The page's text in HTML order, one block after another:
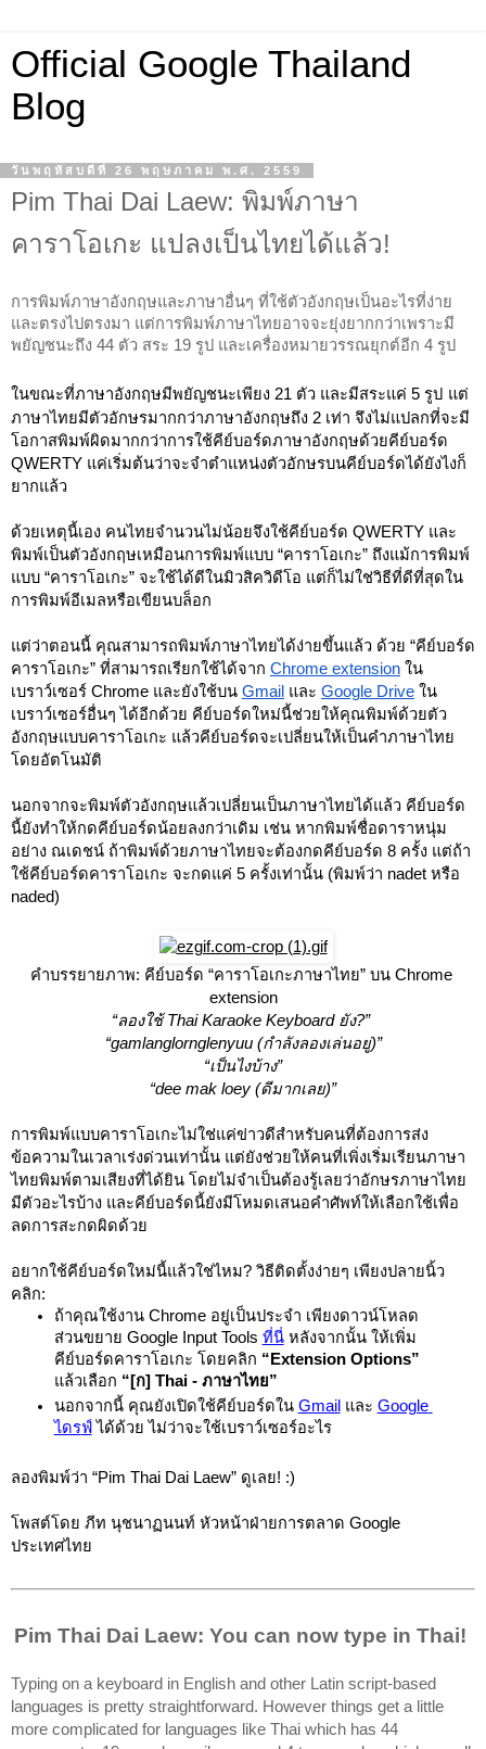
Official Google Thailand
Blog
วันพฤหัสบดีที่ 26 พฤษภาคม พ.ศ. 2559
Pim Thai Dai Laew: พิมพ์ภาษา
คาราโอเกะ แปลงเป็นไทยได้แล้ว!
การพิมพ์ภาษาอังกฤษและภาษาอื่นๆ ที่ใช้ตัวอังกฤษเป็นอะไรที่ง่าย
และตรงไปตรงมา แต่การพิมพ์ภาษาไทยอาจจะยุ่งยากกว่าเพราะมี
พยัญชนะถึง 44 ตัว สระ 19 รูป และเครื่องหมายวรรณยุกต์อีก 4 รูป
ในขณะที่ภาษาอังกฤษมีพยัญชนะเพียง 21 ตัว และมีสระแค่ 5 รูป
แต่
ภาษาไทยมีตัวอักษรมากกว่าภาษาอังกฤษถึง 2 เท่า จึงไม่แปลกที่จะมี
QWERTY แค่เริ่มต้นว่าจะจำตำแหน่งตัวอักษรบนคีย์บอร์ดได้ยังไงก็
ยากแล้ว
ด้วยเหตุนี้เอง คนไทยจำนวนไม่น้อยจึงใช้คีย์บอร์ด QWERTY และ
พิมพ์เป็นตัวอังกฤษเหมือนการพิมพ์แบบ “คาราโอเกะ” ถึงแม้การพิมพ์
แบบ “คาราโอเกะ” จะใช้ได้ดีในมิวสิควิดีโอ แต่ก็ไม่ใช่วิธีที่ดีที่สุดใน
การพิมพ์อีเมลหรือเขียนบล็อก
แต่ว่าตอนนี้ คุณสามารถพิมพ์ภาษาไทยได้ง่ายขึ้นแล้ว ด้วย “คีย์บอร์ด
คาราโอเกะ”​ ที่สามารถเรียกใช้ได้จาก Chrome extension ใน
เบราว์เซอร์ Chrome และยังใช้บน Gmail และ Google Drive ใน
เบราว์เซอร์อื่นๆ ได้อีกด้วย คีย์บอร์ดใหม่นี้ช่วยให้คุณพิมพ์ด้วยตัว
อังกฤษแบบคาราโอเกะ แล้วคีย์บอร์ดจะเปลี่ยนให้เป็นคำภาษาไทย
โดยอัตโนมัติ
นอกจากจะพิมพ์ตัวอังกฤษแล้วเปลี่ยนเป็นภาษาไทยได้แล้ว คีย์บอร์ด
นี้ยังทำให้กดคีย์บอร์ดน้อยลงกว่าเดิม เช่น หากพิมพ์ชื่อดาราหนุ่ม
อย่าง ณเดชน์ ถ้าพิมพ์ด้วยภาษาไทยจะต้องกดคีย์บอร์ด 8 ครั้ง แต่ถ้า
ใช้คีย์บอร์ดคาราโอเกะ จะกดแค่ 5 ครั้งเท่านั้น (พิมพ์ว่า nadet หรือ
naded)
คำบรรยายภาพ: คีย์บอร์ด “คาราโอเกะภาษาไทย” บน Chrome
extension
“ลองใช้ Thai Karaoke Keyboard ยัง?”
“gamlanglornglenyuu (กำลังลองเล่นอยู่)”
“เป็นไงบ้าง”
“dee mak loey (ดีมากเลย)”
การพิมพ์แบบคาราโอเกะไม่ใช่แค่ข่าวดีสำหรับคนที่ต้องการส่ง
ข้อความในเวลาเร่งด่วนเท่านั้น แต่ยังช่วยให้คนที่เพิ่งเริ่มเรียนภาษา
ไทยพิมพ์ตามเสียงที่ได้ยิน โดยไม่จำเป็นต้องรู้เลยว่าอักษรภาษาไทย
มีตัวอะไรบ้าง และคีย์บอร์ดนี้ยังมีโหมดเสนอคำศัพท์ให้เลือกใช้เพื่อ
ลดการสะกดผิดด้วย
อยากใช้คีย์บอร์ดใหม่นี้แล้วใช่ไหม? วิธีติดตั้งง่ายๆ เพียงปลายนิ้ว
คลิก:
ถ้าคุณใช้งาน Chrome อยู่เป็นประจำ เพียงดาวน์โหลด
ส่วนขยาย Google Input Tools ที่นี่ หลังจากนั้น ให้เพิ่ม
คีย์บอร์ดคาราโอเกะ โดยคลิก “Extension Options”
แล้วเลือก “[ก] Thai - ภาษาไทย”
นอกจากนี้ คุณยังเปิดใช้คีย์บอร์ดใน Gmail และ Google
ไดรฟ์ ได้ด้วย ไม่ว่าจะใช้เบราว์เซอร์อะไร
ลองพิมพ์ว่า “Pim Thai Dai Laew” ดูเลย! :)
โพสต์โดย ภีท นุชนาฏนนท์ หัวหน้าฝ่ายการตลาด Google
ประเทศไทย
Pim Thai Dai Laew: You can now type in Thai!
Typing on a keyboard in English and other Latin script-based
languages is pretty straightforward. However things get a little
more complicated for languages like Thai which has 44